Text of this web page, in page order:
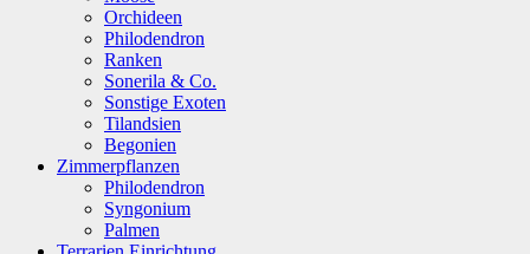
Orchideen
Philodendron
Ranken
Sonerila & Co.
Sonstige Exoten
Tilandsien
Begonien
Zimmerpflanzen
Philodendron
Syngonium
Palmen